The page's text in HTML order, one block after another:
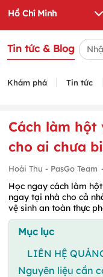
Tin tức & Blog
Khám phá Tin tức
Cách làm
cho ai chưa
Hoài Thu - PasGo Team
Học ngay cách làm
ngay tại nhà cho cả
vệ sinh an toàn thực
Mục lục
LIÊN HỆ
Nguyên liệu cần